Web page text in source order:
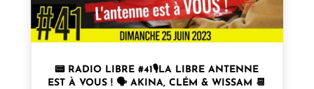
📟 RADIO LIBRE #41🎙LA LIBRE ANTENNE
EST À VOUS ! 🗣 AKINA, CLÉM & WISSAM 📆